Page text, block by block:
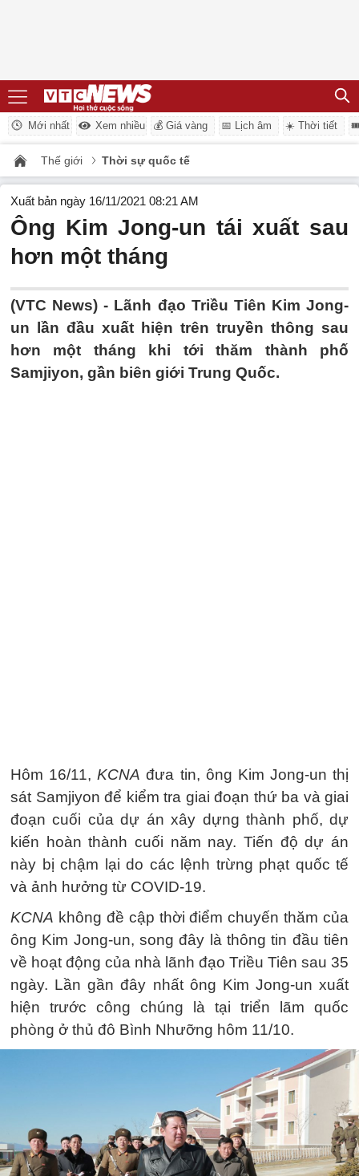
Mới nhất Xem nhiều 💰 Giá vàng 📅 Lịch âm ☀️ Thời tiết
Thế giới Thời sự quốc tế
Xuất bản ngày 16/11/2021 08:21 AM
Ông Kim Jong-un tái xuất sau
hơn một tháng
(VTC News) - Lãnh đạo Triều Tiên Kim Jong-
un lần đầu xuất hiện trên truyền thông sau
hơn một tháng khi tới thăm thành phố
Samjiyon, gần biên giới Trung Quốc.
Hôm 16/11,KCNA đưa tin, ông Kim Jong-un thị
sát Samjiyon để kiểm tra giai đoạn thứ ba và giai
đoạn cuối của dự án xây dựng thành phố, dự
kiến hoàn thành cuối năm nay. Tiến độ dự án
này bị chậm lại do các lệnh trừng phạt quốc tế
và ảnh hưởng từ COVID-19.
KCNA không đề cập thời điểm chuyến thăm của
ông Kim Jong-un, song đây là thông tin đầu tiên
về hoạt động của nhà lãnh đạo Triều Tiên sau 35
ngày. Lần gần đây nhất ông Kim Jong-un xuất
hiện trước công chúng là tại triển lãm quốc
phòng ở thủ đô Bình Nhưỡng hôm 11/10.